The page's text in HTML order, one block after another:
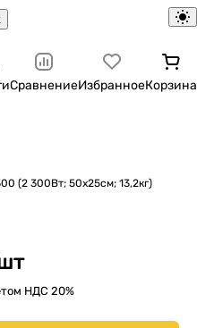
СравнениеИзбранноеКорзина
(2 300Вт; 50х25см; 13,2кг)
НДС 20%